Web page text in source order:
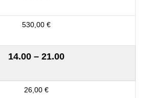
530,00 €
14.00 – 21.00
26,00 €